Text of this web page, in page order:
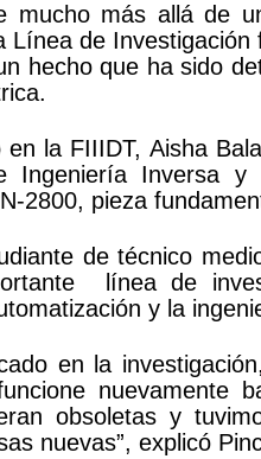
mucho más allá de
Línea de
hecho que ha sido
la FIIIDT, Aisha
Ingeniería Inversa y
2800, pieza
de técnico
línea de
y la
en la
nuevamente
obsoletas y
nuevas”, explicó